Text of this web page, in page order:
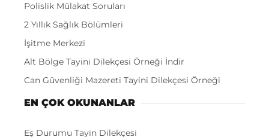
Polislik Mülakat Soruları
2 Yıllık Sağlık Bölümleri
İşitme Merkezi
Alt Bölge Tayini Dilekçesi Örneği İndir
Can Güvenliği Mazereti Tayini Dilekçesi Örneği
EN ÇOK OKUNANLAR
Eş Durumu Tayin Dilekçesi